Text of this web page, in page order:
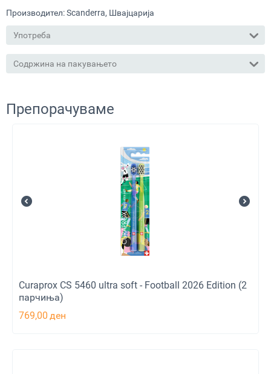
Производител: Scanderra, Швајцарија
Употреба
Содржина на пакувањето
Препорачуваме
Curaprox CS 5460 ultra soft - Football 2026 Edition (2
парчиња)
769,00 ден